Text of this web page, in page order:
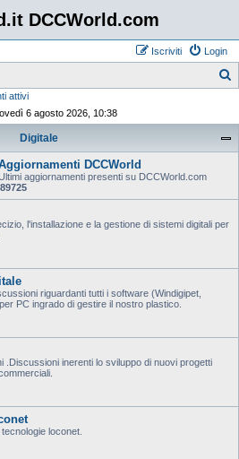
DCCWorld.com
Login
Iscriviti
attivi
6 agosto 2026, 10:38
Digitale
DCCWorld
aggiornamenti presenti su DCCWorld.com
l'installazione e la gestione di sistemi digitali per
riguardanti tutti i software (Windigipet,
PC ingrado di gestire il nostro plastico.
.Discussioni inerenti lo sviluppo di nuovi progetti
loconet.